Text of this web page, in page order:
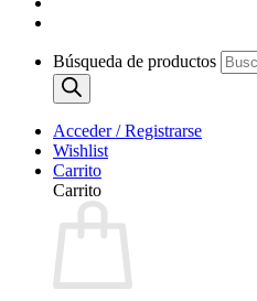
Búsqueda de productos
Acceder / Registrarse
Wishlist
Carrito
Carrito